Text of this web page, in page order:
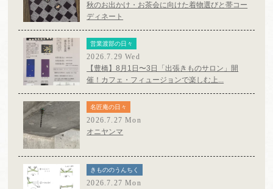
秋のお出かけ・お茶会に向けた着物選びと帯コー
ディネート
営業渡部の日々
2026.7.29 Wed
【豊橋】8月1日〜3日「出張きものサロン」開
催！カフェ・フィュージョンで楽しむ上...
名匠庵の日々
2026.7.27 Mon
オニヤンマ
きもののうんちく
2026.7.27 Mon